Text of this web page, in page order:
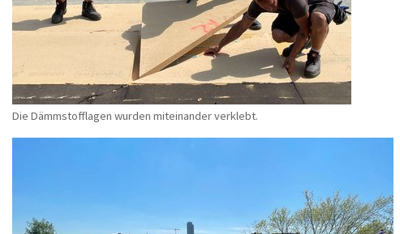
Die Dämmstofflagen wurden miteinander verklebt.